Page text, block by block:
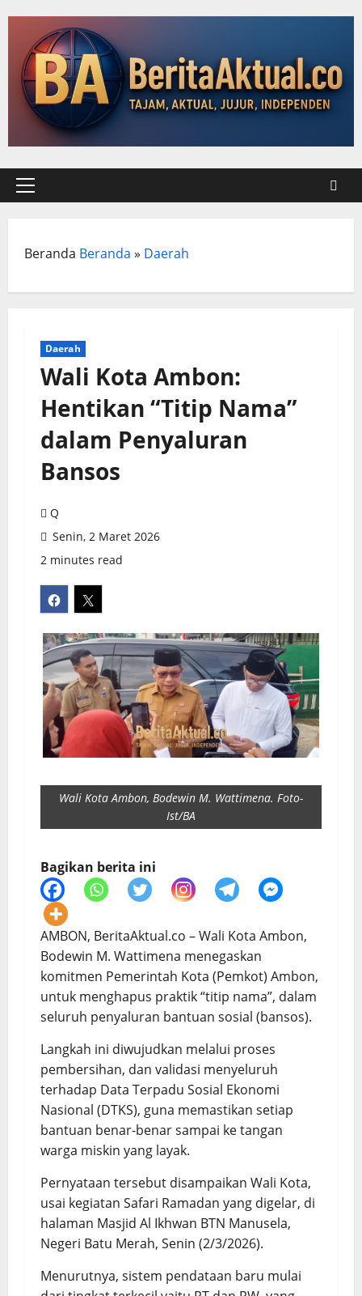
content
Primary
Beranda Beranda » Daerah
Daerah
Wali Kota Ambon:
Hentikan “Titip Nama”
dalam Penyaluran
Bansos
Q
Senin, 2 Maret 2026
2 minutes read
Wali Kota Ambon, Bodewin M. Wattimena. Foto-
Ist/BA
Bagikan berita ini
AMBON, BeritaAktual.co – Wali Kota Ambon,
Bodewin M. Wattimena menegaskan
komitmen Pemerintah Kota (Pemkot) Ambon,
untuk menghapus praktik “titip nama”, dalam
seluruh penyaluran bantuan sosial (bansos).
Langkah ini diwujudkan melalui proses
pembersihan, dan validasi menyeluruh
terhadap Data Terpadu Sosial Ekonomi
Nasional (DTKS), guna memastikan setiap
bantuan benar-benar sampai ke tangan
warga miskin yang layak.
Pernyataan tersebut disampaikan Wali Kota,
usai kegiatan Safari Ramadan yang digelar, di
halaman Masjid Al Ikhwan BTN Manusela,
Negeri Batu Merah, Senin (2/3/2026).
Menurutnya, sistem pendataan baru mulai